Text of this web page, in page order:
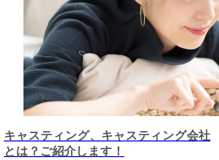
キャスティング、キャスティング会社
とは？ご紹介します！